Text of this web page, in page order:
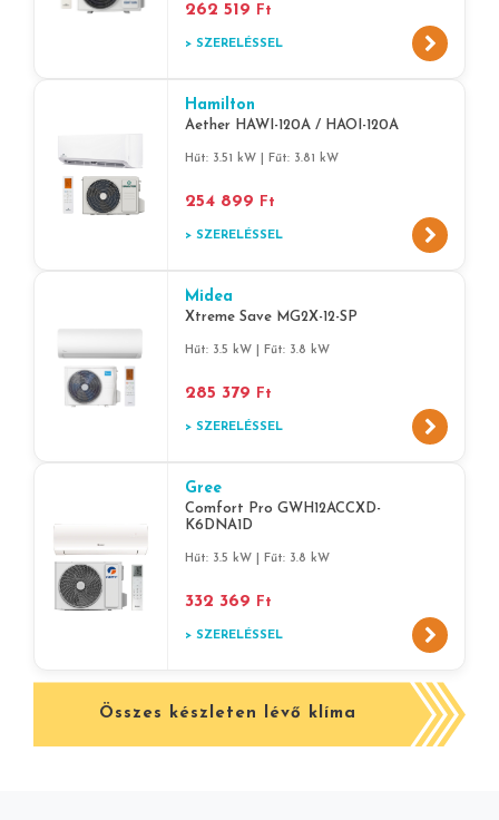
262 519 Ft
> SZERELÉSSEL
Hamilton
Aether HAWI-120A / HAOI-120A
Hűt: 3.51 kW | Fűt: 3.81 kW
254 899 Ft
> SZERELÉSSEL
Midea
Xtreme Save MG2X-12-SP
Hűt: 3.5 kW | Fűt: 3.8 kW
285 379 Ft
> SZERELÉSSEL
Gree
Comfort Pro GWH12ACCXD-
K6DNA1D
Hűt: 3.5 kW | Fűt: 3.8 kW
332 369 Ft
> SZERELÉSSEL
Összes készleten lévő klíma